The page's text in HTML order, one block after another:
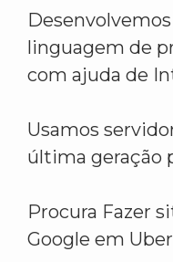
linguagem de
com ajuda de
Usamos
última geração
Procura Fazer
Google em